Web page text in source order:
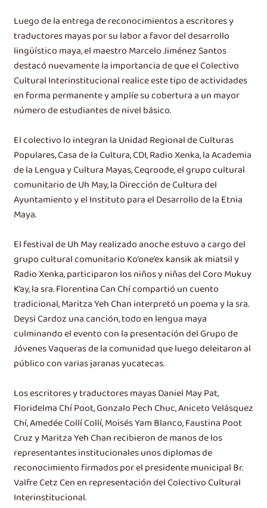
Luego de la entrega de reconocimientos a escritores y
traductores mayas por su labor a favor del desarrollo
lingüístico maya, el maestro Marcelo Jiménez Santos
destacó nuevamente la importancia de que el Colectivo
Cultural Interinstitucional realice este tipo de actividades
en forma permanente y amplíe su cobertura a un mayor
número de estudiantes de nivel básico.
El colectivo lo integran la Unidad Regional de Culturas
Populares, Casa de la Cultura, CDI, Radio Xenka, la Academia
de la Lengua y Cultura Mayas, Ceqroode, el grupo cultural
comunitario de Uh May, la Dirección de Cultura del
Ayuntamiento y el Instituto para el Desarrollo de la Etnia
Maya.
El festival de Uh May realizado anoche estuvo a cargo del
grupo cultural comunitario Ko’one’ex kansik ak miatsil y
Radio Xenka, participaron los niños y niñas del Coro Mukuy
K’ay, la sra. Florentina Can Chí compartió un cuento
tradicional, Maritza Yeh Chan interpretó un poema y la sra.
Deysi Cardoz una canción, todo en lengua maya
culminando el evento con la presentación del Grupo de
Jóvenes Vaqueras de la comunidad que luego deleitaron al
público con varias jaranas yucatecas.
Los escritores y traductores mayas Daniel May Pat,
Floridelma Chí Poot, Gonzalo Pech Chuc, Aniceto Velásquez
Chí, Amedée Collí Collí, Moisés Yam Blanco, Faustina Poot
Cruz y Maritza Yeh Chan recibieron de manos de los
representantes institucionales unos diplomas de
reconocimiento firmados por el presidente municipal Br.
Valfre Cetz Cen en representación del Colectivo Cultural
Interinstitucional.